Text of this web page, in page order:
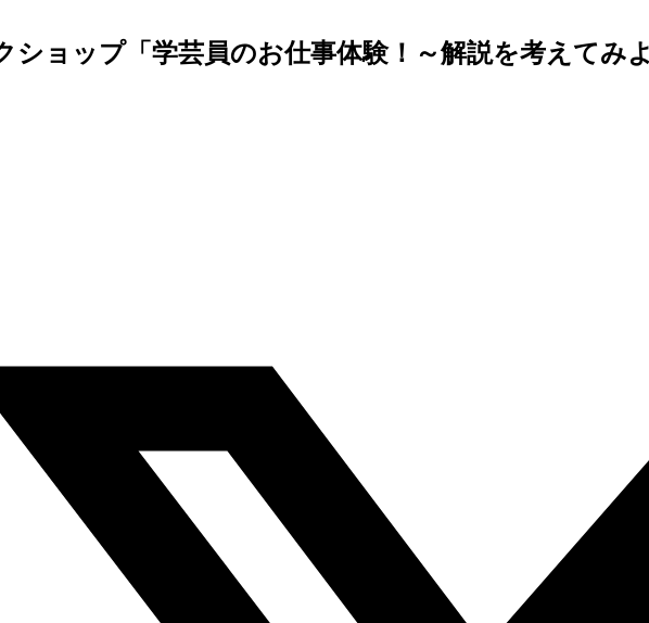
シ ョ ッ プ「 学芸員のお仕事体験！ ～解説を考え てみよ